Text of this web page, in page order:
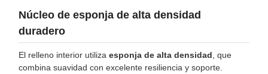
Núcleo de esponja de alta densidad
duradero
El relleno interior utiliza esponja de alta densidad , que
combina suavidad con excelente resiliencia y soporte.